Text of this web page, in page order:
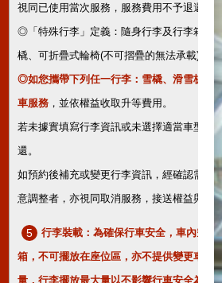
視同已使用當次服務，服務費用不予退還。
◎「特殊行李」定義：隨身行李及行李箱以
橇、可折疊式輪椅(不可摺疊的無法承載)、
◎如您攜帶下列任一行李：雪橇、滑雪板或
車服務 ，並依權益收取升等費用。
若未據實填寫行李資訊或未選擇適當車型，
還。
如預約後補充或變更行李資訊，經確認需升
意調整者，亦視同取消服務，接送權益與費
5
行李裝載：為確保行車安全，車內空
箱，不可擺放在座位區，亦不提供變更車輛
量，行李擺放最大量以不影響行車安全為原